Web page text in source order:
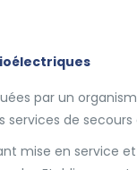
par un
services de
mise en service